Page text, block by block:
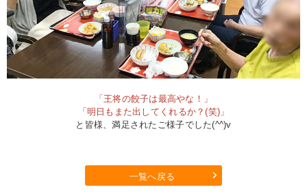
「王将の餃子は最高やな！」
「明日もまた出してくれるか？(笑)」
と皆様、満足されたご様子でした(^^)v
一覧へ戻る